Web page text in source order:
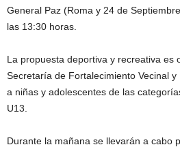
General Paz (Roma y 24 de
las 13:30 horas.
La propuesta deportiva y recreativa es
Secretaría de Fortalecimiento Vecinal
a niñas y adolescentes de las
U13.
Durante la mañana se llevarán a cabo